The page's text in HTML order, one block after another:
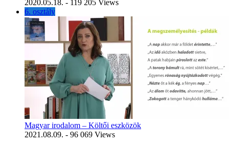
2020.05.18. - 119 205 Views
6. osztály
Magyar irodalom – Költői eszközök
2021.08.09. - 96 069 Views